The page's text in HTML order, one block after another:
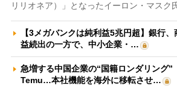
リリオネア）」となったイーロン・マスク
【3メガバンクは純利益5兆円超】銀行
益続出の一方で、中小企業・…
急増する中国企業の“国籍ロンダリング
Temu…本社機能を海外に移転させ…